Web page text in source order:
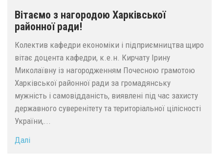
Вітаємо з нагородою Харківської
районної ради!
Колектив кафедри економіки і підприємництва щиро
вітає доцента кафедри, к.е.н. Кирчату Ірину
Миколаївну із нагородженням Почесною грамотою
Харківської районної ради за громадянську
мужність і самовідданість, виявлені під час захисту
державного суверенітету та територіальної цілісності
України,...
Далі